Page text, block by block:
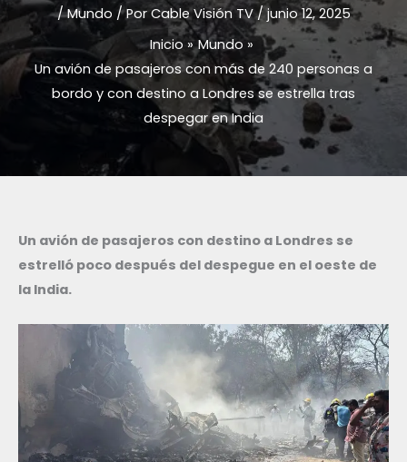
/Mundo / PorCable Visión TV/junio 12, 2025
Inicio
Mundo
Un avión de pasajeros con más de 240 personas a
bordo y con destino a Londres se estrella tras
despegar en India
Un avión de pasajeros con destino a Londres se
estrelló poco después del despegue en el oeste de
la India.